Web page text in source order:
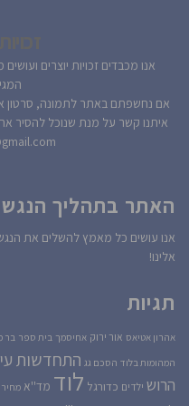
אנו מכבדים זכויות יוצרים
אם נחשפתם באתר לתמונה, סרטון
איתנו קשר על מנת שנוכל להסיר
האתר בתהליך
אנו עושים כל מאמץ להשלים את
אלינו!
תגיות
אהרון אטיאס אור ירוק אחיסמך בית ספר בר
המהומות בלוד הסכם גג התחדשות
הרוש ילדים כדורגל לוד מד''א